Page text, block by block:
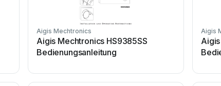
Aigis Mechtronics
Aigis Mechtronics HS9385SS
Bedienungsanleitung
Aigis